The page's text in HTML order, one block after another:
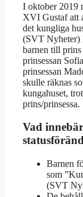
I oktober 2019
XVI Gustaf att
det kungliga
(SVT Nyheter)
barnen till
prinsessan
prinsessan
skulle räknas
kungahuset,
prins/prinsessa.
Vad innebär
Barnen
som
(SVT